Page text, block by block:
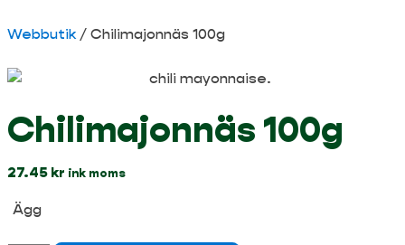
Webbutik/Chilimajonnäs 100g
Chilimajonnäs 100g
27.45kr ink moms
Ägg